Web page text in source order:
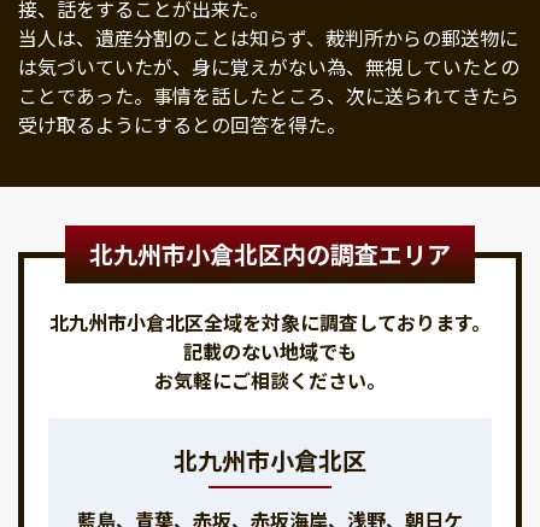
接、話をすることが出来た。
当人は、遺産分割のことは知らず、裁判所からの郵送物に
は気づいていたが、身に覚えがない為、無視していたとの
ことであった。事情を話したところ、次に送られてきたら
受け取るようにするとの回答を得た。
北九州市小倉北区内の調査エリア
北九州市小倉北区全域を対象に調査しております。
記載のない地域でも
お気軽にご相談ください。
北九州市小倉北区
藍島、青葉、赤坂、赤坂海岸、浅野、朝日ケ